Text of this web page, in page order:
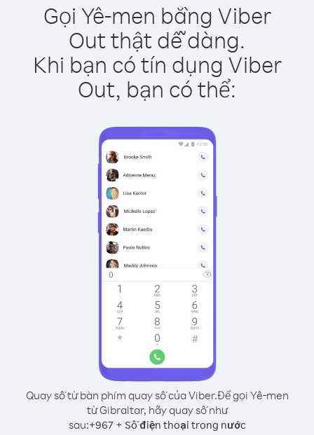
Gọi Yê-men bằng Viber
Out thật dễ dàng.
Khi bạn có tín dụng Viber
Out, bạn có thể:
Quay số từ bàn phím quay số của Viber.Để gọi Yê-men
từ Gibraltar, hãy quay số như
sau:+967+ Số điện thoại trong nước